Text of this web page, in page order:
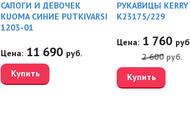
САПОГИ И ДЕВОЧЕК
KUOMA СИНИЕ PUTKIVARSI
1203-01
Цена: 11 690 руб.
Купить
РУКАВИЦЫ KERRY
K23175/229
Цена: 1 760
2 600 руб.
Купить